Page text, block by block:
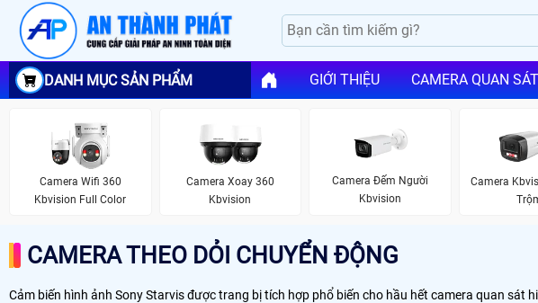
DANH MỤC SẢN PHẨM GIỚI THIỆU CAMERA QUAN SÁT
Camera Wifi 360
Kbvision Full Color
Camera Xoay 360
Kbvision
Camera Đếm Người
Kbvision
Camera
CAMERA THEO DỎI CHUYỂN ĐỘNG
Cảm biến hình ảnh Sony Starvis được trang bị tích hợp phổ biến cho hầu hết camera quan sát